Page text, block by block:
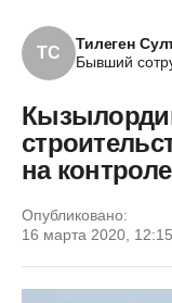
ТС
Тилеген
Бывший
на контроле
Опубликовано:
16 марта 2020, 12:15